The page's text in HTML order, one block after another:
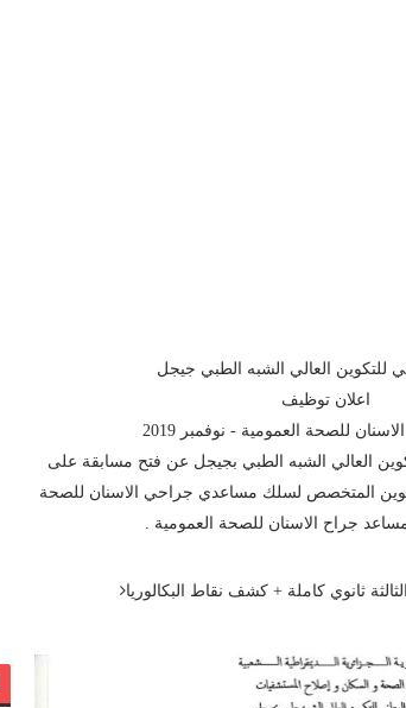
للتكوين العالي الشبه الطبي جيجل
اعلان توظيف
للصحة العمومية - نوفمبر 2019
العالي الشبه الطبي بجيجل عن فتح مسابقة على
المتخصص لسلك مساعدي جراحي الاسنان للصحة
جراح الاسنان للصحة العمومية .